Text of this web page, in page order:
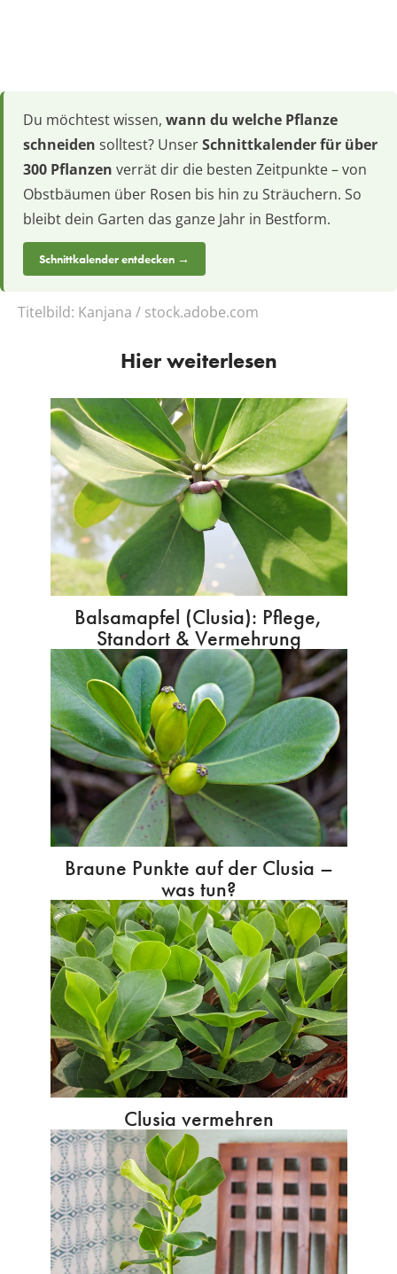
Du möchtest wissen, wann du welche Pflanze
schneiden solltest? UnserSchnittkalender für über
300 Pflanzen verrät dir die besten Zeitpunkte – von
Obstbäumen über Rosen bis hin zu Sträuchern. So
bleibt dein Garten das ganze Jahr in Bestform.
Schnittkalender entdecken →
Titelbild: Kanjana / stock.adobe.com
Hier weiterlesen
Balsamapfel (Clusia): Pflege,
Standort & Vermehrung
Braune Punkte auf der Clusia –
was tun?
Clusia vermehren